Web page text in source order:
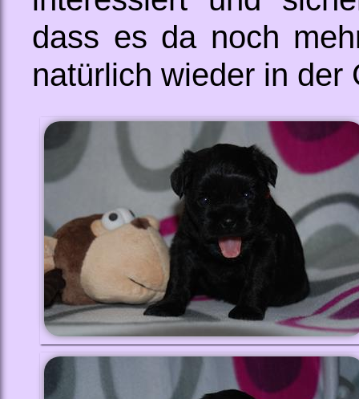
dass es da noch
natürlich wieder in der